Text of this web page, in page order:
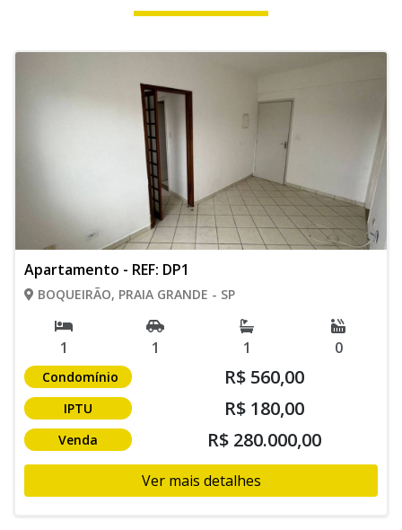
Apartamento - REF: DP1
BOQUEIRÃO, PRAIA GRANDE - SP
1 1 1 0
Condomínio R$ 560,00
IPTU R$ 180,00
Venda R$ 280.000,00
Ver mais detalhes